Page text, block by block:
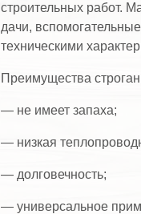
строительных работ.
дачи,
техническими
Преимущества
— не имеет запаха;
— низкая
— долговечность;
— универсальное